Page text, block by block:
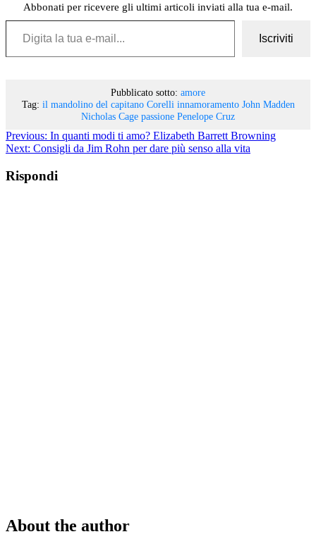
Abbonati per ricevere gli ultimi articoli inviati alla tua e-mail.
Digita la tua e-mail...
Iscriviti
Pubblicato sotto: amore
Tag: il mandolino del capitano Corelli innamoramento John Madden
Nicholas Cage passione Penelope Cruz
Previous: In quanti modi ti amo? Elizabeth Barrett Browning
Next: Consigli da Jim Rohn per dare più senso alla vita
Rispondi
About the author